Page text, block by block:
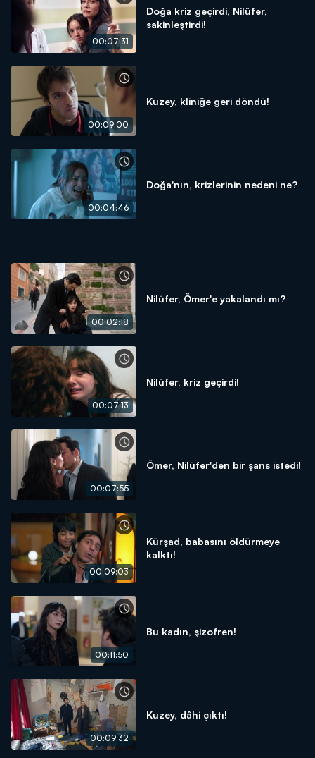
00:07:31
Doğa kriz geçirdi, Nilüfer,
sakinleştirdi!
00:09:00
Kuzey, kliniğe geri döndü!
00:04:46
Doğa'nın, krizlerinin nedeni ne?
00:02:18
Nilüfer, Ömer'e yakalandı mı?
00:07:13
Nilüfer, kriz geçirdi!
00:07:55
Ömer, Nilüfer'den bir şans istedi!
00:09:03
Kürşad, babasını öldürmeye
kalktı!
00:11:50
Bu kadın, şizofren!
00:09:32
Kuzey, dâhi çıktı!